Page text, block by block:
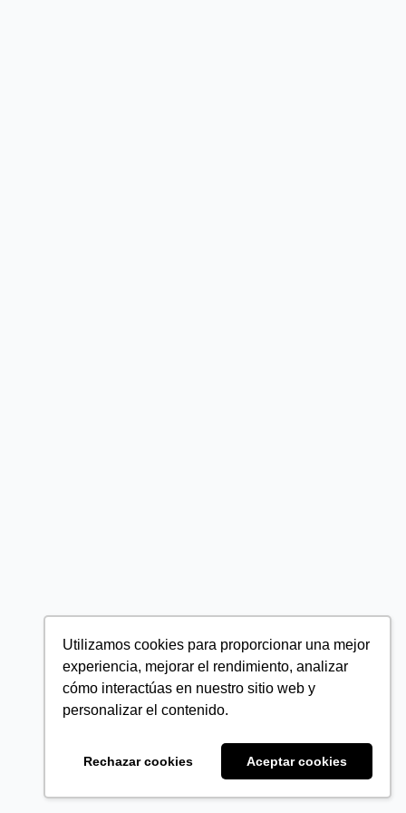
Utilizamos cookies para proporcionar una mejor
experiencia, mejorar el rendimiento, analizar
cómo interactúas en nuestro sitio web y
personalizar el contenido.
Rechazar cookies Aceptar cookies